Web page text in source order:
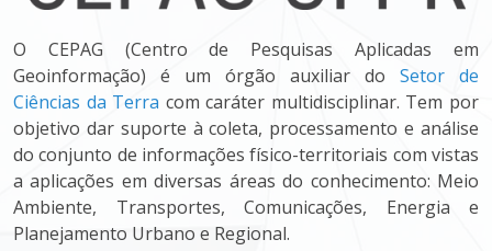
O CEPAG (Centro de Pesquisas Aplicadas em
Geoinformação) é um órgão auxiliar do Setor de
Ciências da Terra com caráter multidisciplinar. Tem por
objetivo dar suporte à coleta, processamento e análise
do conjunto de informações físico-territoriais com vistas
a aplicações em diversas áreas do conhecimento: Meio
Ambiente, Transportes, Comunicações, Energia e
Planejamento Urbano e Regional.